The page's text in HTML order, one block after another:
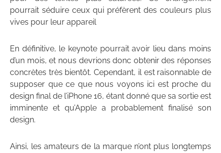
pourrait séduire ceux qui préfèrent des couleurs plus
vives pour leur appareil
En définitive, le keynote pourrait avoir lieu dans moins
d’un mois, et nous devrions donc obtenir des réponses
concrètes très bientôt. Cependant, il est raisonnable de
supposer que ce que nous voyons ici est proche du
design final de l’iPhone 16, étant donné que sa sortie est
imminente et qu’Apple a probablement finalisé son
design.
Ainsi, les amateurs de la marque n’ont plus longtemps